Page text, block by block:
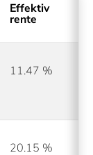
Effektiv
rente
11.47 %
20.15 %